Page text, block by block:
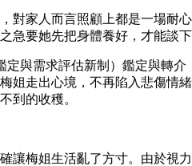
對家人而言照顧上都是一場耐
急要她先把身體養好，才能談
定與需求評估新制）鑑定與轉
姐走出心境，不再陷入悲傷情
到的收穫。
讓梅姐生活亂了方寸。由於視